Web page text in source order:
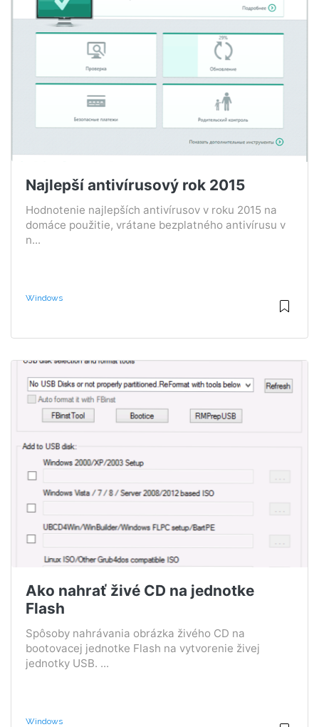
Najlepší antivírusový rok 2015
Hodnotenie najlepších antivírusov v roku 2015 na
domáce použitie, vrátane bezplatného antivírusu v
n...
Windows
Ako nahrať živé CD na jednotke
Flash
Spôsoby nahrávania obrázka živého CD na
bootovacej jednotke Flash na vytvorenie živej
jednotky USB. ...
Windows